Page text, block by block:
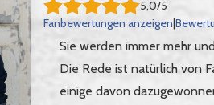
5,0/5
Fanbewertungen anzeigen|
Sie werden immer mehr
Die Rede ist natürlich von
einige davon